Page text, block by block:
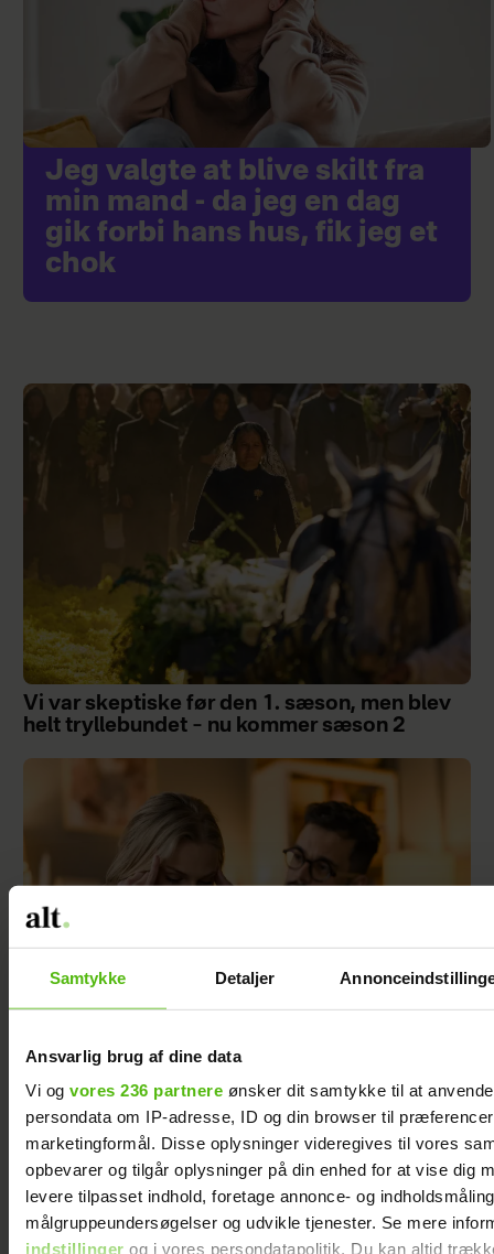
Samtykke Detaljer
Ansvarlig brug af dine data
Vi og vores 236 partnere ønsker dit samtykke til at
persondata om IP-adresse, ID og din browser til
marketingformål. Disse oplysninger videregives til vores
opbevarer og tilgår oplysninger på din enhed for at vise dig
levere tilpasset indhold, foretage annonce- og
målgruppeundersøgelser og udvikle tjenester. Se mere
indstillinger og i vores persondatapolitik. Du kan altid
Jeg valgte at blive skilt fra
min mand - da jeg en dag
gik forbi hans hus, fik jeg et
chok
Vi var skeptiske før den 1. sæson, men blev
helt tryllebundet – nu kommer sæson 2